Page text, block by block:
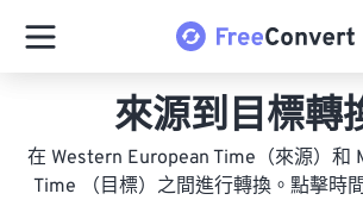
來源到目標轉
在 Western European Time（來源）和
Time （目標）之間進行轉換。點擊時